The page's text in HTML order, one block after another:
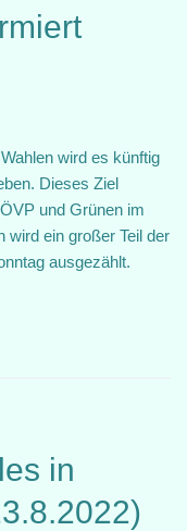
wird es künftig
Dieses Ziel
und Grünen im
wird ein großer Teil der
ausgezählt.
in